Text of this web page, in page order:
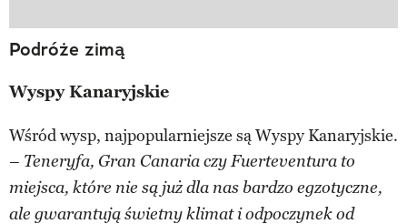
Podróże zimą
Wyspy Kanaryjskie
Wśród wysp, najpopularniejsze są Wyspy Kanaryjskie.
– Teneryfa, Gran Canaria czy Fuerteventura to
miejsca, które nie są już dla nas bardzo egzotyczne,
ale gwarantują świetny klimat i odpoczynek od